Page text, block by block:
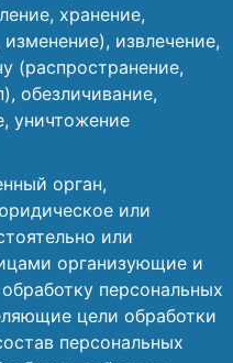
хранение,
извлечение,
(распространение,
обезличивание,
уничтожение
орган,
или
или
организующие и
персональных
цели обработки
персональных